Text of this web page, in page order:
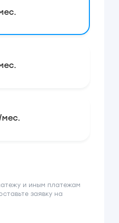
мес.
и иным платежам
заявку на